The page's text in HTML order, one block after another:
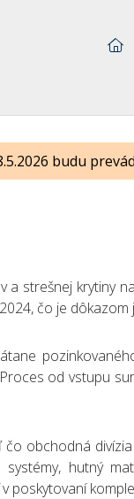
budu
a strešnej
čo je dôkazom
od vstupu
obchodná
hutný